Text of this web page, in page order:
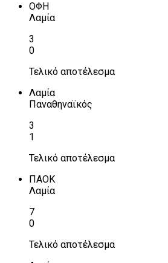
ΟΦΗ
Λαμία
3
0
Τελικό αποτέλεσμα
Λαμία
Παναθηναϊκός
3
1
Τελικό αποτέλεσμα
ΠΑΟΚ
Λαμία
7
0
Τελικό αποτέλεσμα